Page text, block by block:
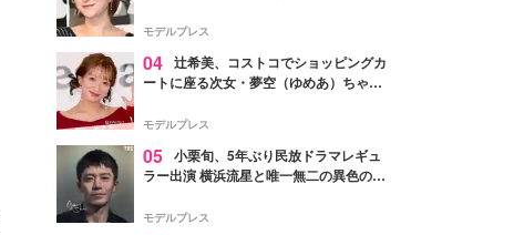
モデルプレス
04 辻希美、コストコでショッピングカ
ートに座る次女・夢空（ゆめあ）ちゃん
ぎ」「成長を感じる」の声
モデルプレス
05 小栗旬、5年ぶり民放ドラマレギュ
ラー出演 横浜流星と唯一無二の異色のバ
モデルプレス